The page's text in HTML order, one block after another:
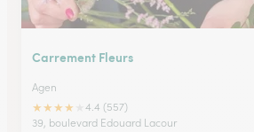
Carrement Fleurs
Agen
★★★★
4.4 (557)
39, boulevard Edouard Lacour